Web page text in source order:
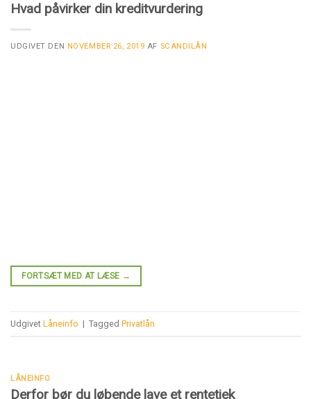
Hvad påvirker din kreditvurdering
UDGIVET DEN NOVEMBER 26, 2019 AF SCANDILÅN
FORTSÆT MED AT LÆSE →
Udgivet Låneinfo | Tagged Privatlån
LÅNEINFO
Derfor bør du løbende lave et rentetjek